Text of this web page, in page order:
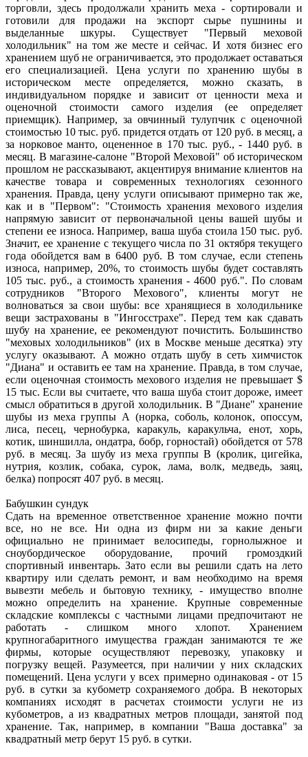
торговли, здесь продолжали хранить меха - сортировали и
готовили для продажи на экспорт сырье пушнины и
выделанные шкуры. Существует "Первый меховой
холодильник" на том же месте и сейчас. И хотя бизнес его
хранением шуб не ограничивается, это продолжает оставаться
его специализацией. Цена услуги по хранению шубы в
историческом месте определяется, можно сказать, в
индивидуальном порядке и зависит от ценности меха и
оценочной стоимости самого изделия (ее определяет
приемщик). Например, за овчинный тулупчик с оценочной
стоимостью 10 тыс. руб. придется отдать от 120 руб. в месяц, а
за норковое манто, оцененное в 170 тыс. руб., - 1440 руб. в
месяц. В магазине-салоне "Второй Меховой" об историческом
прошлом не рассказывают, акцентируя внимание клиентов на
качестве товара и современных технологиях сезонного
хранения. Правда, цену услуги описывают примерно так же,
как и в "Первом": "Стоимость хранения мехового изделия
напрямую зависит от первоначальной цены вашей шубы и
степени ее износа. Например, ваша шуба стоила 150 тыс. руб.
Значит, ее хранение с текущего числа по 31 октября текущего
года обойдется вам в 6400 руб. В том случае, если степень
износа, например, 20%, то стоимость шубы будет составлять
105 тыс. руб., а стоимость хранения - 4600 руб.". По словам
сотрудников "Второго Мехового", клиенты могут не
волноваться за свои шубы: все хранящиеся в холодильнике
вещи застрахованы в "Ингосстрахе". Перед тем как сдавать
шубу на хранение, ее рекомендуют почистить. Большинство
"меховых холодильников" (их в Москве меньше десятка) эту
услугу оказывают. А можно отдать шубу в сеть химчисток
"Диана" и оставить ее там на хранение. Правда, в том случае,
если оценочная стоимость мехового изделия не превышает $
15 тыс. Если вы считаете, что ваша шуба стоит дороже, имеет
смысл обратиться в другой холодильник. В "Диане" хранение
шубы из меха группы А (норка, соболь, колонок, опоссум,
лиса, песец, чернобурка, каракуль, каракульча, енот, хорь,
котик, шиншилла, ондатра, бобр, горностай) обойдется от 578
руб. в месяц. За шубу из меха группы В (кролик, цигейка,
нутрия, козлик, собака, сурок, лама, волк, медведь, заяц,
белка) попросят 407 руб. в месяц.
Бабушкин сундук
Сдать на временное ответственное хранение можно почти
все, но не все. Ни одна из фирм ни за какие деньги
официально не принимает велосипеды, горнолыжное и
сноубордическое оборудование, прочий громоздкий
спортивный инвентарь. Зато если вы решили сдать на лето
квартиру или сделать ремонт, и вам необходимо на время
вывезти мебель и бытовую технику, - имущество вполне
можно определить на хранение. Крупные современные
складские комплексы с частными лицами предпочитают не
работать - слишком много хлопот. Хранением
крупногабаритного имущества граждан занимаются те же
фирмы, которые осуществляют перевозку, упаковку и
погрузку вещей. Разумеется, при наличии у них складских
помещений. Цена услуги у всех примерно одинаковая - от 15
руб. в сутки за кубометр сохраняемого добра. В некоторых
компаниях исходят в расчетах стоимости услуги не из
кубометров, а из квадратных метров площади, занятой под
хранение. Так, например, в компании "Ваша доставка" за
квадратный метр берут 15 руб. в сутки.